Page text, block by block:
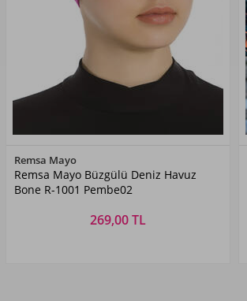
Pembe02
Remsa Mayo
Remsa Mayo Büzgülü Deniz Havuz
Bone R-1001 Pembe02
269,00 TL